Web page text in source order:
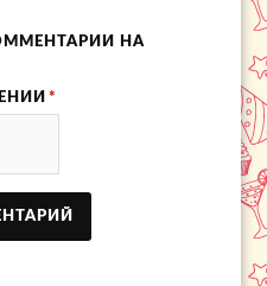
НА
*